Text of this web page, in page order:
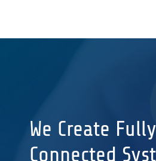
We Create Fully
Connected